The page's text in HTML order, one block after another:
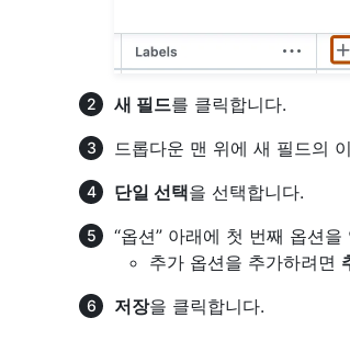
새 필드를 클릭합니다.
드롭다운 맨 위에 새 필드의
단일 선택을 선택합니다.
“옵션” 아래에 첫 번째 옵션을
추가 옵션을 추가하려면
저장을 클릭합니다.